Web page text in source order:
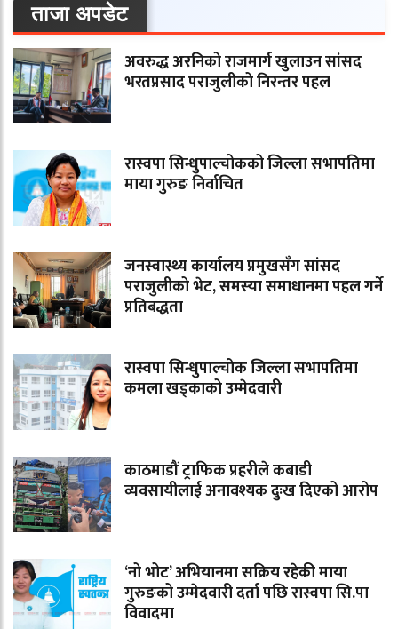
ताजा अपडेट
अवरुद्ध अरनिको राजमार्ग खुलाउन सांसद
भरतप्रसाद पराजुलीको निरन्तर पहल
रास्वपा सिन्धुपाल्चोकको जिल्ला सभापतिमा
माया गुरुङ निर्वाचित
जनस्वास्थ्य कार्यालय प्रमुखसँग सांसद
पराजुलीको भेट, समस्या समाधानमा पहल गर्ने
प्रतिबद्धता
रास्वपा सिन्धुपाल्चोक जिल्ला सभापतिमा
कमला खड्काको उम्मेदवारी
काठमाडौं ट्राफिक प्रहरीले कबाडी
व्यवसायीलाई अनावश्यक दुःख दिएको आरोप
‘नो भोट’ अभियानमा सक्रिय रहेकी माया
गुरुङको उम्मेदवारी दर्ता पछि रास्वपा सि.पा
विवादमा